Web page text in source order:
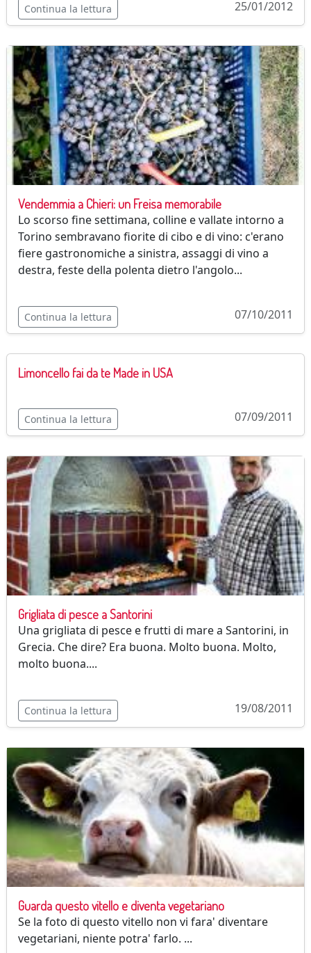
Continua la lettura 25/01/2012
Vendemmia a Chieri: un Freisa memorabile
Lo scorso fine settimana, colline e vallate intorno a
Torino sembravano fiorite di cibo e di vino: c'erano
fiere gastronomiche a sinistra, assaggi di vino a
destra, feste della polenta dietro l'angolo...
Continua la lettura 07/10/2011
Limoncello fai da te Made in USA
Continua la lettura 07/09/2011
Grigliata di pesce a Santorini
Una grigliata di pesce e frutti di mare a Santorini, in
Grecia. Che dire? Era buona. Molto buona. Molto,
molto buona....
Continua la lettura 19/08/2011
Guarda questo vitello e diventa vegetariano
Se la foto di questo vitello non vi fara' diventare
vegetariani, niente potra' farlo. ...